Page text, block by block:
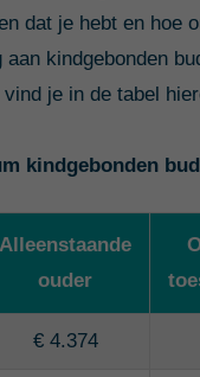
dat je hebt en hoe
aan kindgebonden
je in de tabel
kindgebonden
Alleenstaande
ouder
€ 4.374